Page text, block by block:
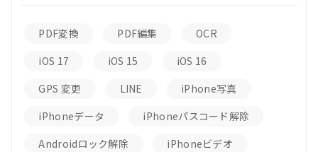
PDF変換 PDF編集
OCR
iOS 17
iOS 15
iOS 16
GPS 変更
LINE
iPhone写真
iPhoneデータ
iPhoneパスコード解除
Androidロック解除
iPhoneビデオ